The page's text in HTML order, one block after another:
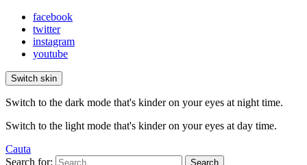
facebook
twitter
instagram
youtube
Switch skin
Switch to the dark mode that's kinder on your eyes at night time.
Switch to the light mode that's kinder on your eyes at day time.
Cauta
Search for:
Search